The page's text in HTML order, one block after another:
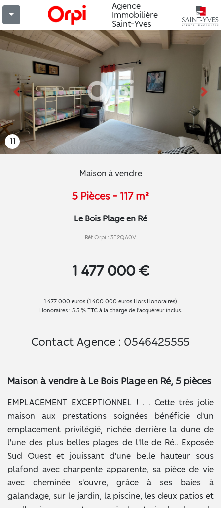
Agence
Immobilière
Saint-Yves
Previous
11
Maison à vendre
5 Pièces - 117 m²
Le Bois Plage en Ré
Réf Orpi : 3E2QA0V
1 477 000 €
1 477 000 euros (1 400 000 euros Hors Honoraires)
Honoraires : 5.5 % TTC à la charge de l'acquéreur inclus.
Contact Agence : 0546425555
Maison à vendre à Le Bois Plage en Ré, 5 pièces
EMPLACEMENT EXCEPTIONNEL ! . . Cette très jolie
maison aux prestations soignées bénéficie d'un
emplacement privilégié, nichée derrière la dune de
l'une des plus belles plages de l'Ile de Ré.. Exposée
Sud Ouest et jouissant d'une belle hauteur sous
plafond avec charpente apparente, sa pièce de vie
avec cheminée s'ouvre, grâce à ses baies à
galandage, sur le jardin, la piscine, les deux patios et